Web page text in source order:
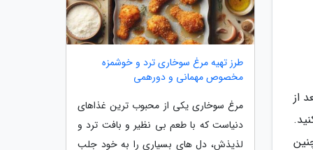
از
طرز تهیه مرغ سوخاری ترد و خوشمزه
مخصوص مهمانی و دورهمی
مرغ سوخاری یکی از محبوب ترین غذاهای
دنیاست که با طعم بی نظیر و بافت ترد و
لذیذش، دل های بسیاری را به خود جلب